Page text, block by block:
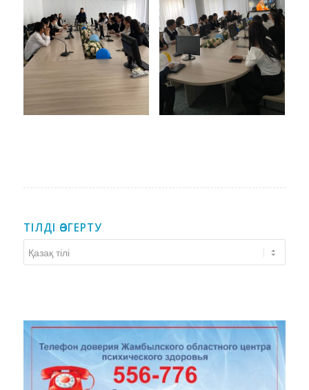
ТІЛДІ ӨЗГЕРТУ
өзгерту